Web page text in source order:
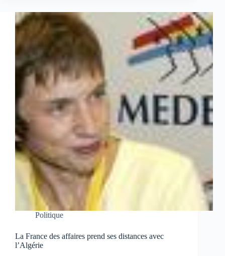
Politique
La France des affaires prend ses distances avec
l’Algérie